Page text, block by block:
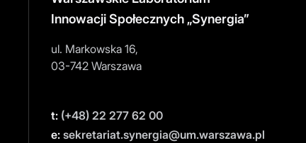
Innowacji Społecznych „Synergia”
ul. Markowska 16,
03-742 Warszawa
t: (+48) 22 277 62 00
e: sekretariat.synergia@um.warszawa.pl